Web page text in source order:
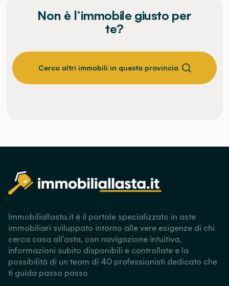
Non è l’immobile giusto per
te?
Cerca altri immobili in questa provincia
Immobiliallasta.it è il portale specializzato in aste
immobiliari sviluppato intorno alle vere esigenze di chi
cerca casa all’asta, con navigazione intuitiva,
informazioni subito disponibili e controllate e la
possibilità di un team di 40 professionisti dedicato che
ti guida passo passo